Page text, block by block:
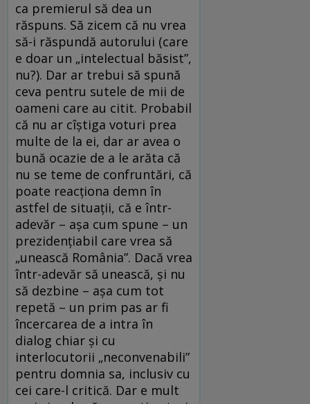
ca premierul să dea un
răspuns. Să zicem că nu vrea
să-i răspundă autorului (care
e doar un „intelectual băsist”,
nu?). Dar ar trebui să spună
ceva pentru sutele de mii de
oameni care au citit. Probabil
că nu ar cîștiga voturi prea
multe de la ei, dar ar avea o
bună ocazie de a le arăta că
nu se teme de confruntări, că
poate reacționa demn în
astfel de situații, că e într-
adevăr – așa cum spune – un
prezidențiabil care vrea să
„unească România”. Dacă vrea
într-adevăr să unească, și nu
să dezbine – așa cum tot
repetă – un prim pas ar fi
încercarea de a intra în
dialog chiar și cu
interlocutorii „neconvenabili”
pentru domnia sa, inclusiv cu
cei care-l critică. Dar e mult